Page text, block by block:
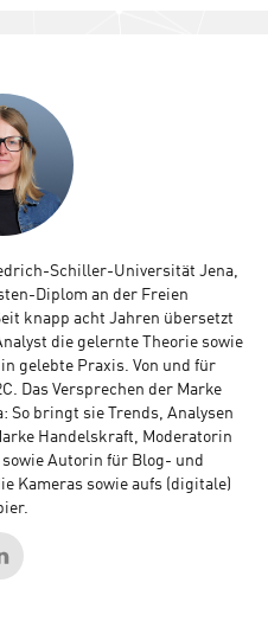
Schiller-Universität Jena,
Diplom an der Freien
knapp acht Jahren übersetzt
die gelernte Theorie sowie
gelebte Praxis. Von und für
Das Versprechen der Marke
So bringt sie Trends, Analysen
Handelskraft, Moderatorin
Autorin für Blog- und
Kameras sowie aufs (digitale)